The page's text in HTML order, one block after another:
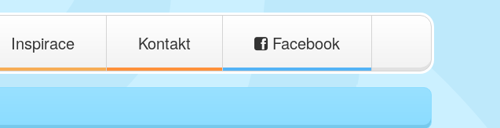
Inspirace Kontakt Facebook